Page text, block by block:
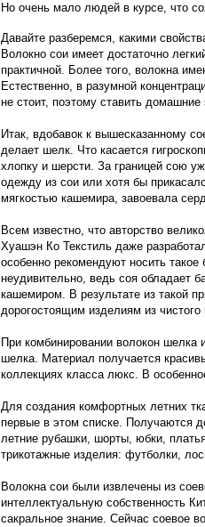
Но очень мало людей в курсе, что
Давайте разберемся, какими
Волокно сои имеет достаточно
практичной. Более того, волокна
Естественно, в разумной
не стоит, поэтому ставить
Итак, вдобавок к вышесказанному
делает шелк. Что касается
хлопку и шерсти. За границей сою
одежду из сои или хотя бы
мягкостью кашемира, завоевала
Всем известно, что авторство
Хуашэн Ко Текстиль даже
особенно рекомендуют носить
неудивительно, ведь соя обладает
кашемиром. В результате из такой
дорогостоящим изделиям из
При комбинировании волокон шелка
шелка. Материал получается
коллекциях класса люкс. В
Для создания комфортных летних
первые в этом списке. Получаются
летние рубашки, шорты, юбки,
трикотажные изделия: футболки,
Волокна сои были извлечены из
интеллектуальную собственность
сакральное знание. Сейчас соевое